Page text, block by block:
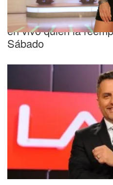
"Estoy en shock"
La reacción de
en vivo quién la
Sábado